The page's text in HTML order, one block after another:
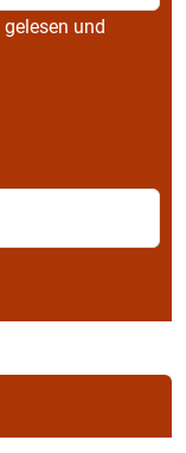
gelesen und